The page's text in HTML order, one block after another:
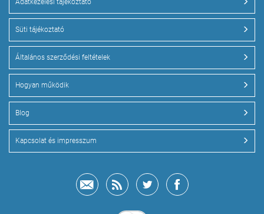
Süti tájékoztató
Általános szerződési feltételek
Hogyan működik
Blog
Kapcsolat és impresszum